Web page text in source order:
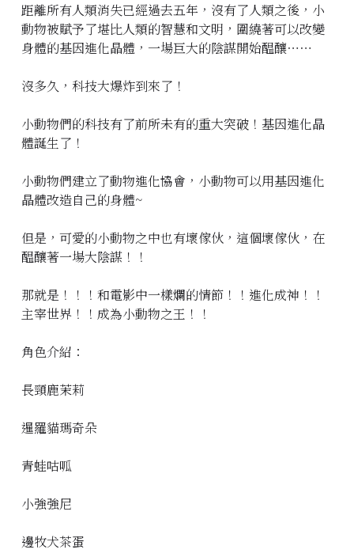
距離所有人類消失已經過去五年，沒有了人類之後，小
動物被賦予了堪比人類的智慧和文明，圍繞著可以改變
身體的基因進化晶體，一場巨大的陰謀開始醖釀⋯⋯
沒多久，科技大爆炸到來了！
小動物們的科技有了前所未有的重大突破！基因進化晶
體誕生了！
小動物們建立了動物進化協會，小動物可以用基因進化
晶體改造自己的身體~
但是，可愛的小動物之中也有壞傢伙，這個壞傢伙，在
醖釀著一場大陰謀！！
那就是！！！和電影中一樣爛的情節！！進化成神！！
主宰世界！！成為小動物之王！！
角色介紹：
長頸鹿茉莉
暹羅貓瑪奇朵
青蛙咕呱
小強強尼
邊牧犬茶蛋